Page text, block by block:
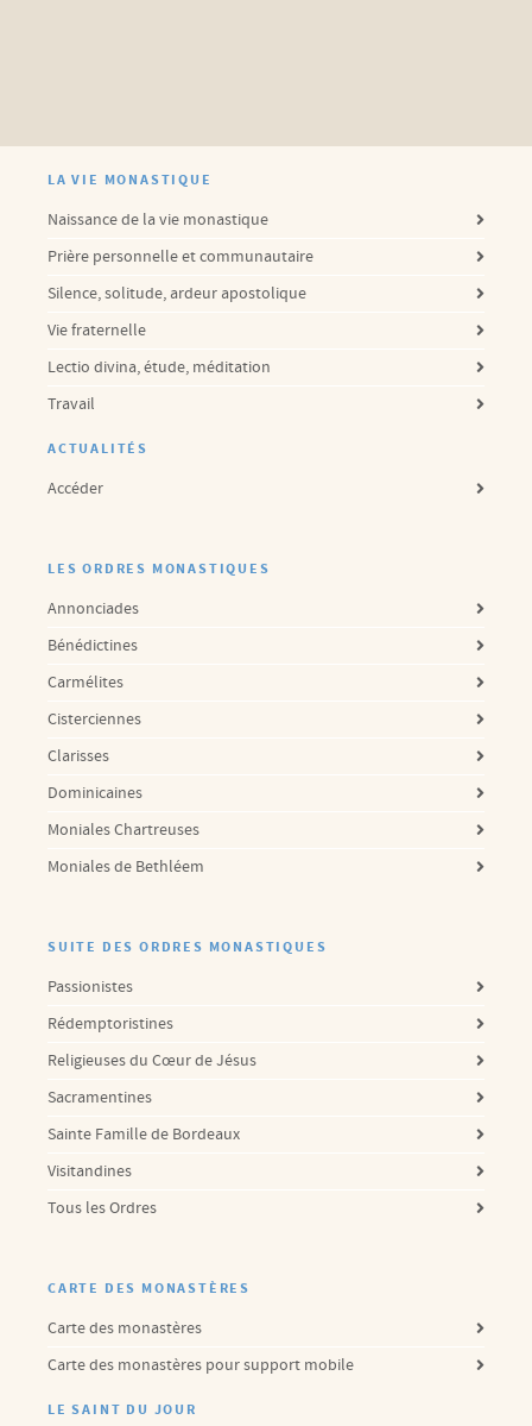
LA VIE MONASTIQUE
Naissance de la vie monastique
Prière personnelle et communautaire
Silence, solitude, ardeur apostolique
Vie fraternelle
Lectio divina, étude, méditation
Travail
ACTUALITÉS
Accéder
LES ORDRES MONASTIQUES
Annonciades
Bénédictines
Carmélites
Cisterciennes
Clarisses
Dominicaines
Moniales Chartreuses
Moniales de Bethléem
SUITE DES ORDRES MONASTIQUES
Passionistes
Rédemptoristines
Religieuses du Cœur de Jésus
Sacramentines
Sainte Famille de Bordeaux
Visitandines
Tous les Ordres
CARTE DES MONASTÈRES
Carte des monastères
Carte des monastères pour support mobile
LE SAINT DU JOUR